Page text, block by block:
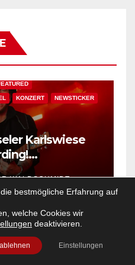
KONZERT NEWSTICKER
Karlswiese
Tickets
WALDSCHMIDT
AIR HOUSE KONZERT
PARTY
bestmögliche Erfahrung auf
welche Cookies wir
deaktivieren.
Einstellungen